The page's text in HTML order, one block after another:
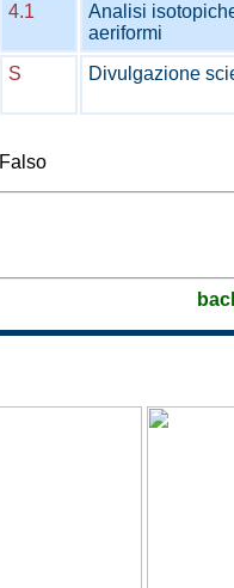
4.1
Analisi
aeriformi
S
Divulgazione
Falso